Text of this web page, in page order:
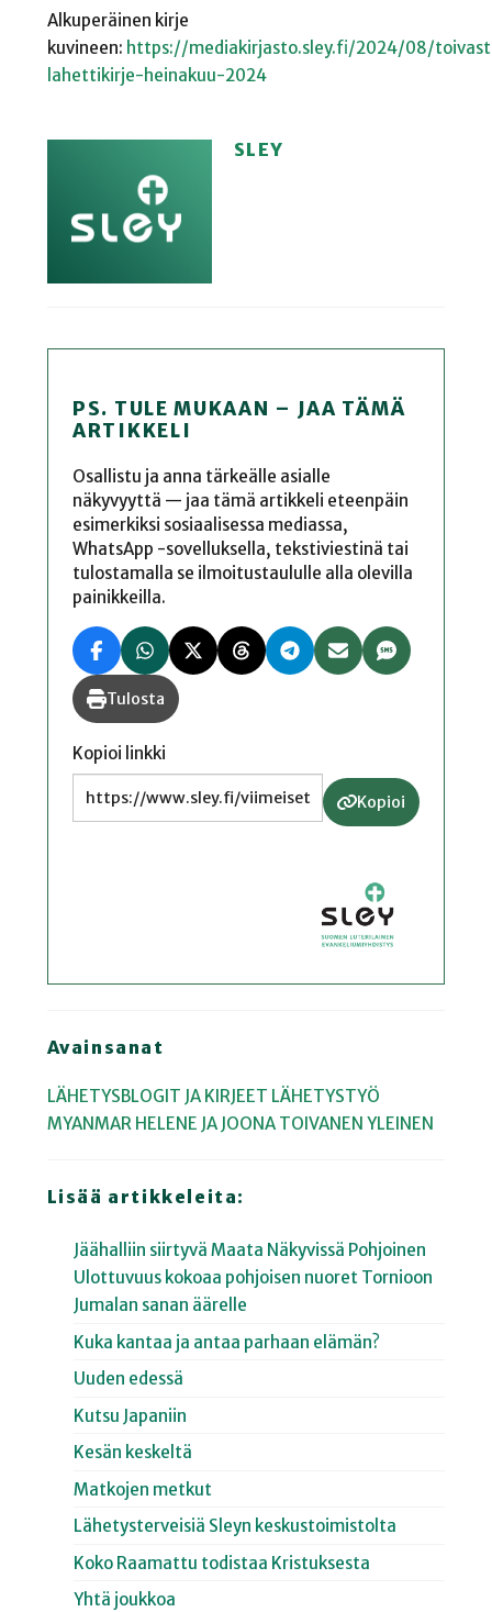
Alkuperäinen kirje
kuvineen: https://mediakirjasto.sley.fi/2024/08/
lahettikirje-heinakuu-2024
SLEY
PS. TULE MUKAAN – JAA TÄMÄ
ARTIKKELI
Osallistu ja anna tärkeälle asialle
näkyvyyttä — jaa tämä artikkeli eteenpäin
esimerkiksi sosiaalisessa mediassa,
WhatsApp -sovelluksella, tekstiviestinä tai
tulostamalla se ilmoitustaululle alla olevilla
painikkeilla.
Tulosta
Kopioi linkki
Kopioi
Avainsanat
LÄHETYSBLOGIT JA KIRJEET LÄHETYSTYÖ
MYANMAR HELENE JA JOONA TOIVANEN YLEINEN
Lisää artikkeleita:
Jäähalliin siirtyvä Maata Näkyvissä Pohjoinen
Ulottuvuus kokoaa pohjoisen nuoret Tornioon
Jumalan sanan äärelle
Kuka kantaa ja antaa parhaan elämän?
Uuden edessä
Kutsu Japaniin
Kesän keskeltä
Matkojen metkut
Lähetysterveisiä Sleyn keskustoimistolta
Koko Raamattu todistaa Kristuksesta
Yhtä joukkoa